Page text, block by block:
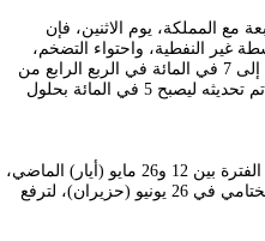
مع المملكة، يوم الاثنين، فإن
غير النفطية، واحتواء التضخم،
بالإضافة إلى انخفاض معدلات البطالة إلى مستويات قياسية وصلت إلى 7 في المائة في الربع الرابع من
العام 2024، متجاوزةً مستهدف «رؤية 2030» في وقت مبكر والذي تم تحديثه ليصبح 5 في المائة بحلول
كانت بعثة من الصندوق، برئاسة أمين ماتي، قد زارت المملكة في الفترة بين 12 و26 مايو (أيار) الماضي،
حيث أجرت مشاورات المادة الرابعة لعام 2025، ثم أصدرت بيانها الختامي في 26 يونيو (حزيران)، لترفع